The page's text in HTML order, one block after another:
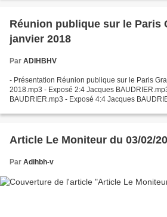
Réunion publique sur le Paris
janvier 2018
Par ADIHBHV
- Présentation Réunion publique sur le Paris Grand Express janvier
2018.mp3 - Exposé 2:4 Jacques BAUDRIER.mp3 - Exposé 3:4 Jacques
BAUDRIER.mp3 - Exposé 4:4 Jacques BAUDRIER.mp3 - Réaction 3
Article Le Moniteur du 03/02/
Par Adihbh-v